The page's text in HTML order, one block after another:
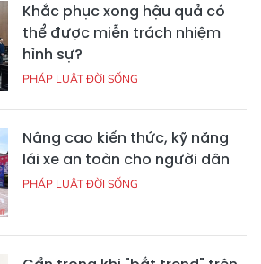
Khắc phục xong hậu quả có
thể được miễn trách nhiệm
hình sự?
PHÁP LUẬT ĐỜI SỐNG
Nâng cao kiến thức, kỹ năng
lái xe an toàn cho người dân
PHÁP LUẬT ĐỜI SỐNG